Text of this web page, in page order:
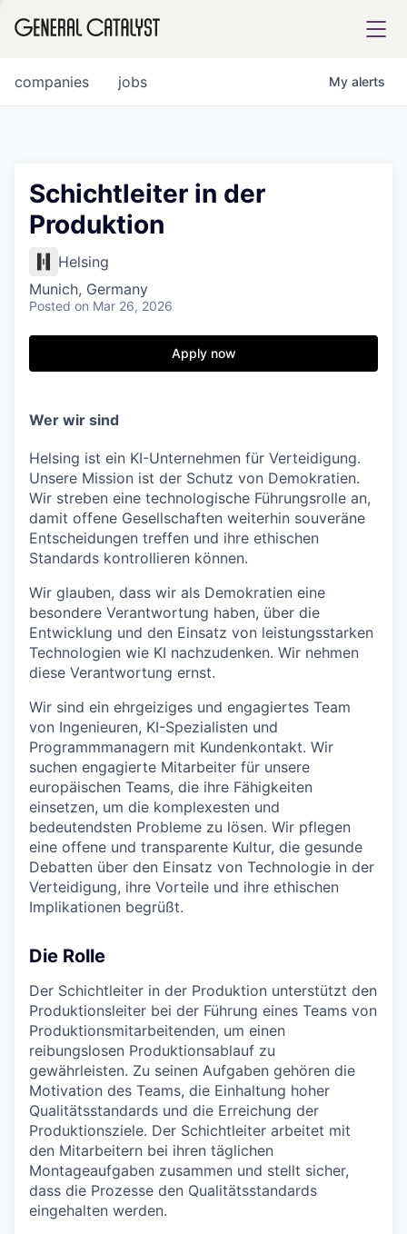
FUND
INSTITUTE
COMPANY
Content
jobs
companies My alerts
Schichtleiter in der
Produktion
Helsing
Munich, Germany
Posted on Mar 26, 2026
Apply now
Wer wir sind
Helsing ist ein KI-Unternehmen für Verteidigung.
Unsere Mission ist der Schutz von Demokratien.
Wir streben eine technologische Führungsrolle an,
damit offene Gesellschaften weiterhin souveräne
Entscheidungen treffen und ihre ethischen
Standards kontrollieren können.
Wir glauben, dass wir als Demokratien eine
besondere Verantwortung haben, über die
Entwicklung und den Einsatz von leistungsstarken
Technologien wie KI nachzudenken. Wir nehmen
diese Verantwortung ernst.
Wir sind ein ehrgeiziges und engagiertes Team
von Ingenieuren, KI-Spezialisten und
Programmmanagern mit Kundenkontakt. Wir
suchen engagierte Mitarbeiter für unsere
europäischen Teams, die ihre Fähigkeiten
einsetzen, um die komplexesten und
bedeutendsten Probleme zu lösen. Wir pflegen
eine offene und transparente Kultur, die gesunde
Debatten über den Einsatz von Technologie in der
Verteidigung, ihre Vorteile und ihre ethischen
Implikationen begrüßt.
Die Rolle
Der Schichtleiter in der Produktion unterstützt den
Produktionsleiter bei der Führung eines Teams von
Produktionsmitarbeitenden, um einen
reibungslosen Produktionsablauf zu
gewährleisten. Zu seinen Aufgaben gehören die
Motivation des Teams, die Einhaltung hoher
Qualitätsstandards und die Erreichung der
Produktionsziele. Der Schichtleiter arbeitet mit
den Mitarbeitern bei ihren täglichen
Montageaufgaben zusammen und stellt sicher,
dass die Prozesse den Qualitätsstandards
eingehalten werden.